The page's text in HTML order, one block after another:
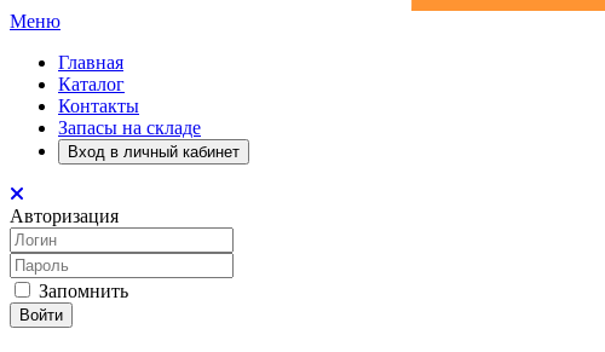
Меню
Главная
Каталог
Контакты
Запасы на складе
Вход в личный кабинет
Авторизация
Запомнить
Войти